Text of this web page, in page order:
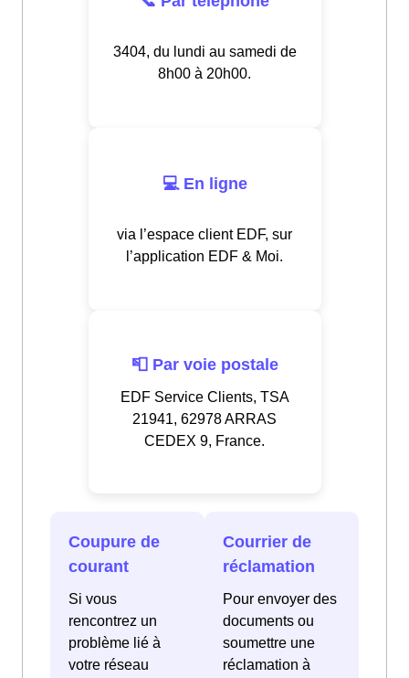
3404, du lundi au samedi de
8h00 à 20h00.
💻 En ligne
via l’espace client EDF, sur
l’application EDF & Moi.
📮 Par voie postale
EDF Service Clients, TSA
21941, 62978 ARRAS
CEDEX 9, France.
Coupure de
courant
Si vous
rencontrez un
problème lié à
votre réseau
Courrier de
réclamation
Pour envoyer des
documents ou
soumettre une
réclamation à